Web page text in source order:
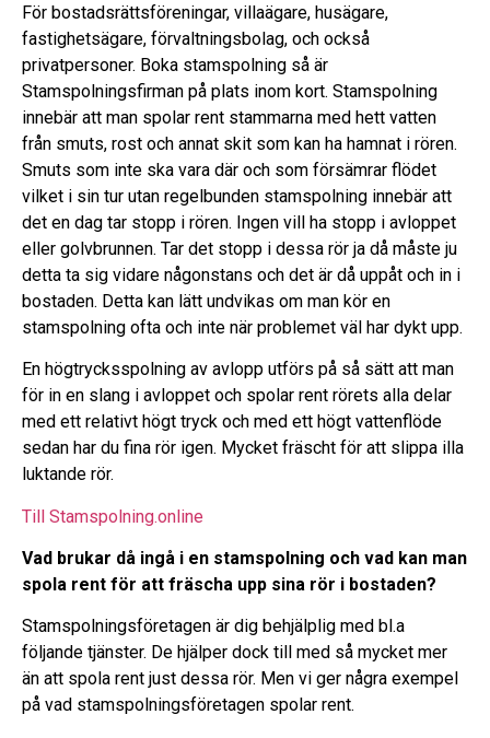
För bostadsrättsföreningar, villaägare, husägare,
fastighetsägare, förvaltningsbolag, och också
privatpersoner. Boka stamspolning så är
Stamspolningsfirman på plats inom kort. Stamspolning
innebär att man spolar rent stammarna med hett vatten
från smuts, rost och annat skit som kan ha hamnat i rören.
Smuts som inte ska vara där och som försämrar flödet
vilket i sin tur utan regelbunden stamspolning innebär att
det en dag tar stopp i rören. Ingen vill ha stopp i avloppet
eller golvbrunnen. Tar det stopp i dessa rör ja då måste ju
detta ta sig vidare någonstans och det är då uppåt och in i
bostaden. Detta kan lätt undvikas om man kör en
stamspolning ofta och inte när problemet väl har dykt upp.
En högtrycksspolning av avlopp utförs på så sätt att man
för in en slang i avloppet och spolar rent rörets alla delar
med ett relativt högt tryck och med ett högt vattenflöde
sedan har du fina rör igen. Mycket fräscht för att slippa illa
luktande rör.
Till Stamspolning.online
Vad brukar då ingå i en stamspolning och vad kan man
spola rent för att fräscha upp sina rör i bostaden?
Stamspolningsföretagen är dig behjälplig med bl.a
följande tjänster. De hjälper dock till med så mycket mer
än att spola rent just dessa rör. Men vi ger några exempel
på vad stamspolningsföretagen spolar rent.